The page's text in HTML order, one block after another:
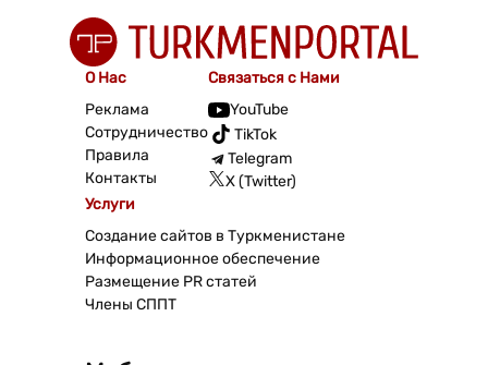
О Нас
Реклама
Сотрудничество
Правила
Контакты
Связаться с Нами
YouTube
TikTok
Telegram
X (Twitter)
Услуги
Создание сайтов в Туркменистане
Информационное обеспечение
Размещение PR статей
Члены СППТ